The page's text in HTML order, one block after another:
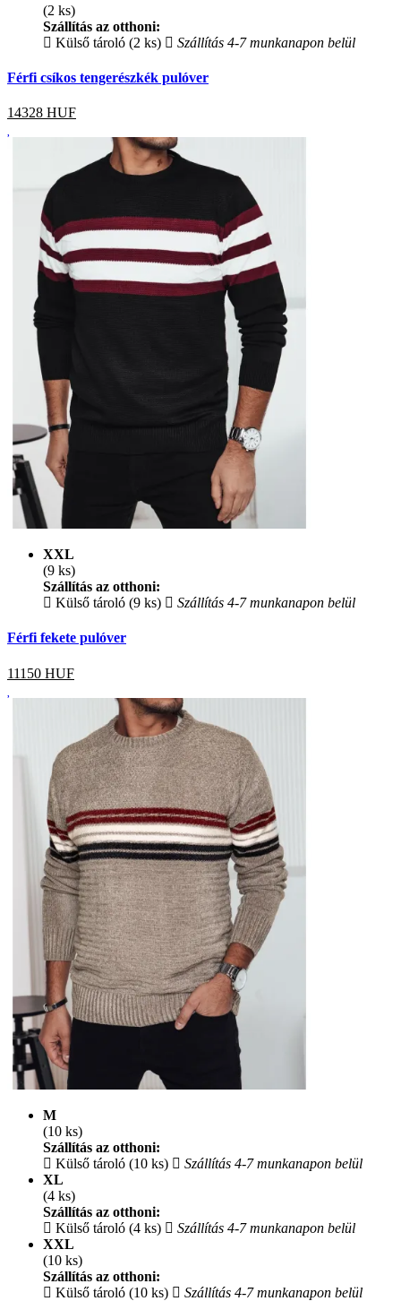
(2 ks)
Szállítás az otthoni:
Külső tároló (2 ks)
Szállítás 4-7 munkanapon belül
Férfi csíkos tengerészkék pulóver
14328 HUF
XXL
(9 ks)
Szállítás az otthoni:
Külső tároló (9 ks)
Szállítás 4-7 munkanapon belül
Férfi fekete pulóver
11150 HUF
M
(10 ks)
Szállítás az otthoni:
Külső tároló (10 ks)
Szállítás 4-7 munkanapon belül
XL
(4 ks)
Szállítás az otthoni:
Külső tároló (4 ks)
Szállítás 4-7 munkanapon belül
XXL
(10 ks)
Szállítás az otthoni:
Külső tároló (10 ks)
Szállítás 4-7 munkanapon belül